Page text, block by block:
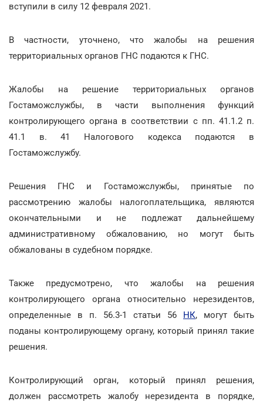
вступили в силу 12 февраля 2021.
В частности, уточнено, что жалобы на решения
территориальных органов ГНС подаются к ГНС.
Жалобы на решение территориальных органов
Гостаможслужбы, в части выполнения функций
контролирующего органа в соответствии с пп. 41.1.2 п.
41.1 в. 41 Налогового кодекса подаются в
Гостаможслужбу.
Решения ГНС и Гостаможслужбы, принятые по
рассмотрению жалобы налогоплательщика, являются
окончательными и не подлежат дальнейшему
административному обжалованию, но могут быть
обжалованы в судебном порядке.
Также предусмотрено, что жалобы на решения
контролирующего органа относительно нерезидентов,
определенные в п. 56.3-1 статьи 56 НК, могут быть
поданы контролирующему органу, который принял такие
решения.
Контролирующий орган, который принял решения,
должен рассмотреть жалобу нерезидента в порядке,